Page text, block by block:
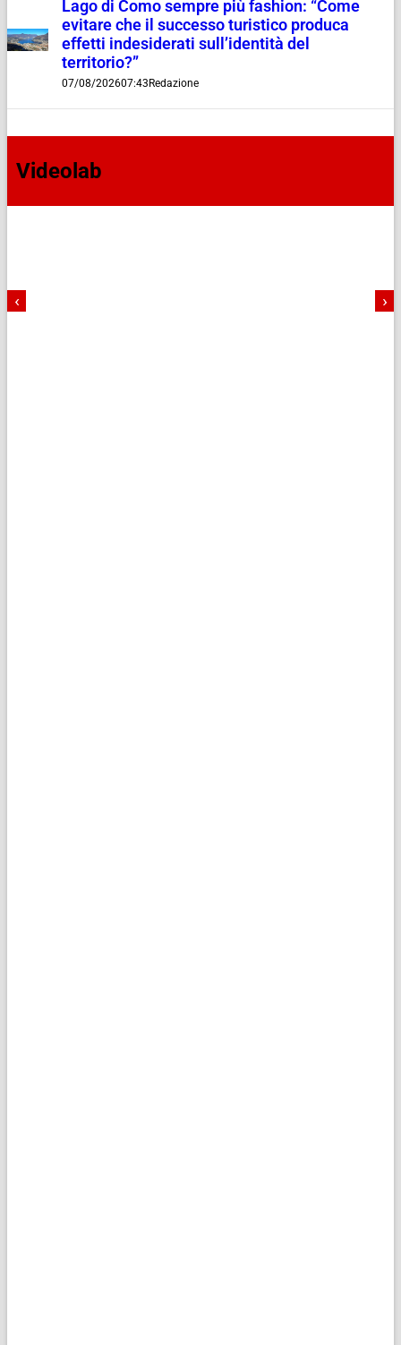
Lago di Como sempre più fashion: “Come
evitare che il successo turistico produca
effetti indesiderati sull’identità del
territorio?”
07/08/202607:43 Redazione
Videolab
‹ ›